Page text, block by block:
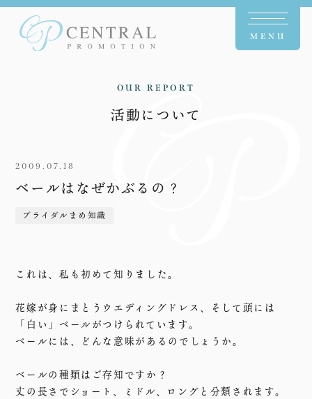
MENU
OUR REPORT
活動について
2009.07.18
ベールはなぜかぶるの？
ブライダルまめ知識
これは、私も初めて知りました。
花嫁が身にまとうウエディングドレス、そして頭には
「白い」ベールがつけられています。
ベールには、どんな意味があるのでしょうか。
ベールの種類はご存知ですか？
丈の長さでショート、ミドル、ロングと分類されます。